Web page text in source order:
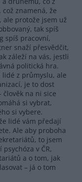
znamená, že
ale protože jsem už
tak spíš
spíš pracovní,
snaží přesvědčit,
záleží na vás, jestli
politická hra.
z průmyslu, ale
je to dost
člověk na ni sice
si vybrat,
si vybere.
lidé vám předají
Ale aby proboha
to jsem
v ČR,
a o tom, jak
– já o tom